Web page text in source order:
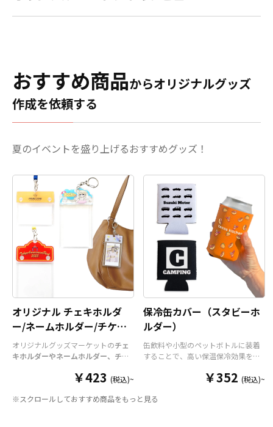
おすすめ商品からオリジナルグッズ
作成を依頼する
夏のイベントを盛り上げるおすすめグッズ！
オリジナル チェキホルダ
ー/ネームホルダー/チケッ
トホルダー
オリジナルグッズマーケットのチェ
キホルダーやネームホルダー、チケ
ダーパーツを組み合わせた今まであ
です。透明度が高く美しいアクリル
￥423 (税込)~
保冷缶カバー（スタビーホ
ルダー）
缶飲料や小型のペットボトルに装着
することで、高い保温保冷効果を発
ダー）をOEM製作できます。使わな
携帯性に優れています。オールシー
￥352 (税込)~
※スクロールしておすすめ商品をもっと見る